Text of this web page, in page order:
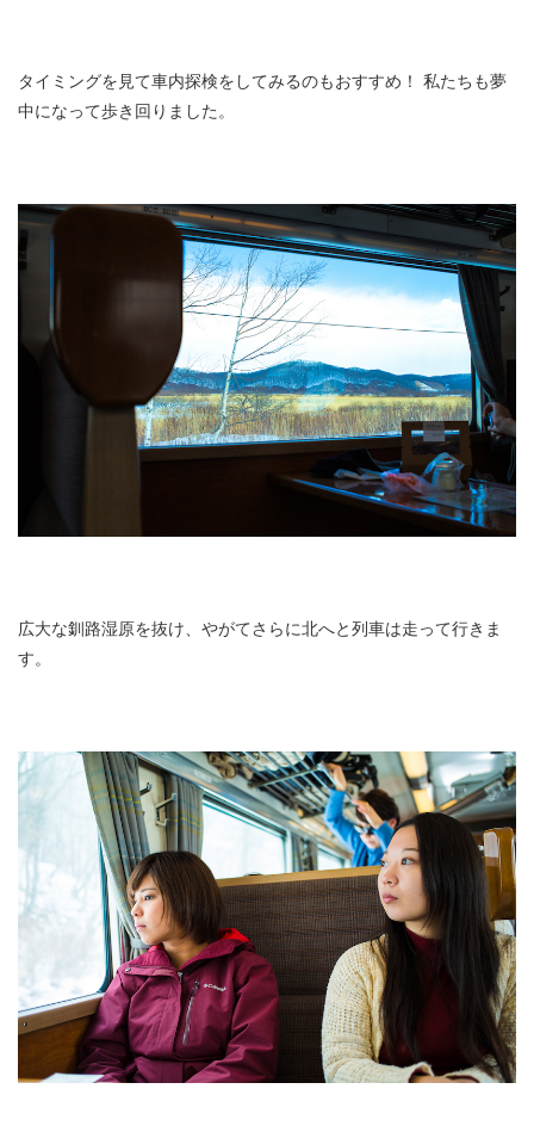
タイミングを見て車内探検をしてみるのもおすすめ！ 私たちも夢
中になって歩き回りました。
広大な釧路湿原を抜け、やがてさらに北へと列車は走って行きま
す。